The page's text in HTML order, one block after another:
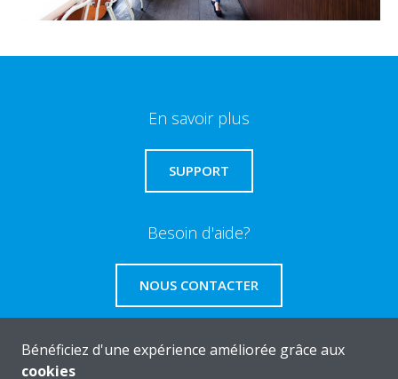
En savoir plus
SUPPORT
Besoin d'aide?
NOUS CONTACTER
Bénéficiez d'une expérience améliorée grâce aux
cookies